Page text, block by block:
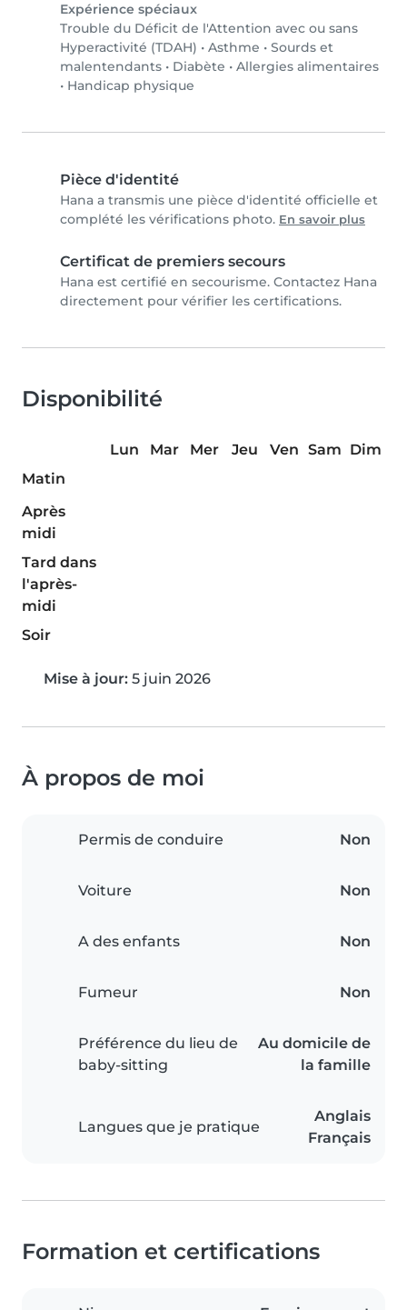
Expérience spéciaux
Trouble du Déficit de l'Attention avec ou sans
Hyperactivité (TDAH) • Asthme • Sourds et
malentendants • Diabète • Allergies alimentaires
• Handicap physique
Pièce d'identité
Hana a transmis une pièce d'identité officielle et
complété les vérifications photo. En savoir plus
Certificat de premiers secours
Hana est certifié en secourisme. Contactez Hana
directement pour vérifier les certifications.
Disponibilité
Lun Mar Mer Jeu Ven Sam Dim
Matin
Après
midi
Tard dans
l'après-
midi
Soir
Mise à jour: 5 juin 2026
À propos de moi
Permis de conduire Non
Voiture Non
A des enfants Non
Fumeur Non
Préférence du lieu de
baby-sitting
Au domicile de
la famille
Langues que je pratique
Anglais
Français
Formation et certifications